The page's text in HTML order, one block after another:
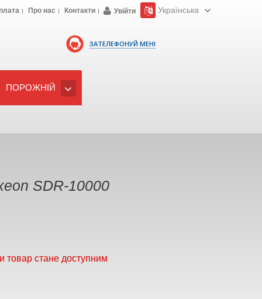
ЗАТЕЛЕФОНУЙ МЕНІ
Про нас Контакти Увійти Українська
ПОРОЖНІЙ
SDR-10000
товар стане доступним